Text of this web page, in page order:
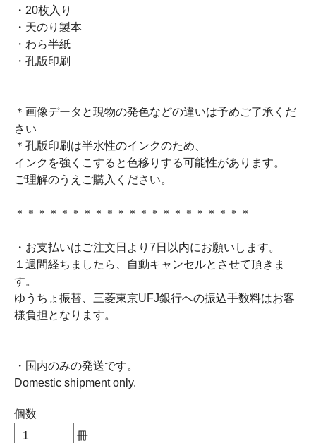
・20枚入り
・天のり製本
・わら半紙
・孔版印刷
＊画像データと現物の発色などの違いは予めご了承くだ
さい
＊孔版印刷は半水性のインクのため、
インクを強くこすると色移りする可能性があります。
ご理解のうえご購入ください。
＊＊＊＊＊＊＊＊＊＊＊＊＊＊＊＊＊＊＊＊＊
・お支払いはご注文日より7日以内にお願いします。
１週間経ちましたら、自動キャンセルとさせて頂きま
す。
ゆうちょ振替、三菱東京UFJ銀行への振込手数料はお客
様負担となります。
・国内のみの発送です。
Domestic shipment only.
個数
冊